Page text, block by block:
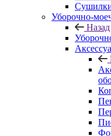
Уборочно-
Назад